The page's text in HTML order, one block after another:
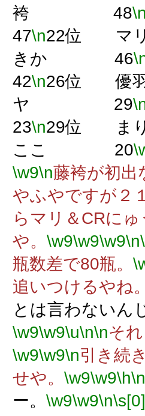
袴 48
47\n22位
きか 46
42\n26位
ヤ 29
23\n29位
ここ 20
\w9\n藤袴が初出
やふやですが２
らマリ＆CRに
や。 \w9\w9\w9\n
瓶数差で80瓶。
追いつけるやね
とは言わないん
\w9\w9\u\n\nそ
\w9\w9\n引き続
せや。 \w9\w9\h\n
ー。 \w9\w9\n\s[0]